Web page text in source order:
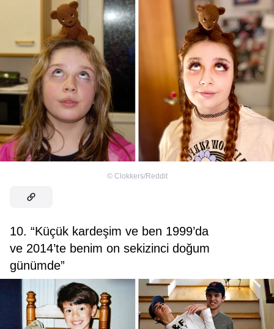
© Clokkers/Reddit
10. “Küçük kardeşim ve ben 1999’da
ve 2014’te benim on sekizinci doğum
günümde”